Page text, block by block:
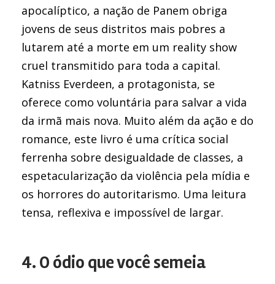
apocalíptico, a nação de Panem obriga
jovens de seus distritos mais pobres a
lutarem até a morte em um reality show
cruel transmitido para toda a capital.
Katniss Everdeen, a protagonista, se
oferece como voluntária para salvar a vida
da irmã mais nova. Muito além da ação e do
romance, este livro é uma crítica social
ferrenha sobre desigualdade de classes, a
espetacularização da violência pela mídia e
os horrores do autoritarismo. Uma leitura
tensa, reflexiva e impossível de largar.
4. O ódio que você semeia